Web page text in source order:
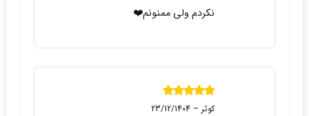
نکردم ولی ممنونم❤️
نمره5از 5 کوثر –
23/12/1404